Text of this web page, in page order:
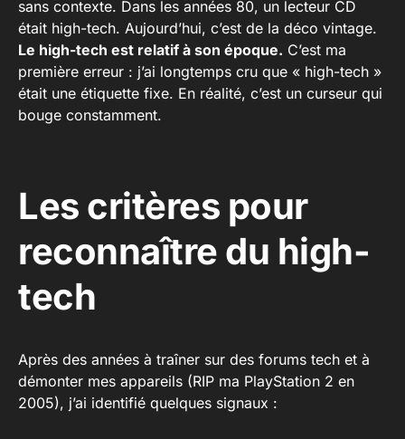
sans contexte. Dans les années 80, un lecteur CD
était high-tech. Aujourd’hui, c’est de la déco vintage.
Le high-tech est relatif à son époque. C’est ma
première erreur : j’ai longtemps cru que « high-tech »
était une étiquette fixe. En réalité, c’est un curseur qui
bouge constamment.
Les critères pour
reconnaître du high-
tech
Après des années à traîner sur des forums tech et à
démonter mes appareils (RIP ma PlayStation 2 en
2005), j’ai identifié quelques signaux :